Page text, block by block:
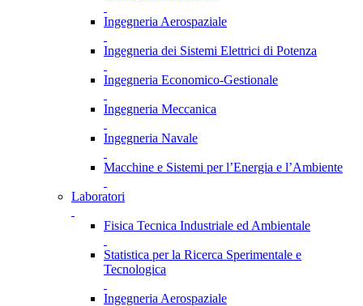
Ingegneria Aerospaziale
Ingegneria dei Sistemi Elettrici di Potenza
Ingegneria Economico-Gestionale
Ingegneria Meccanica
Ingegneria Navale
Macchine e Sistemi per l’Energia e l’Ambiente
Laboratori
Fisica Tecnica Industriale ed Ambientale
Statistica per la Ricerca Sperimentale e
Tecnologica
Ingegneria Aerospaziale